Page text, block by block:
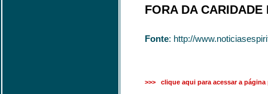
FORA DA
Fonte: http://
>>> clique aqui para acessar a